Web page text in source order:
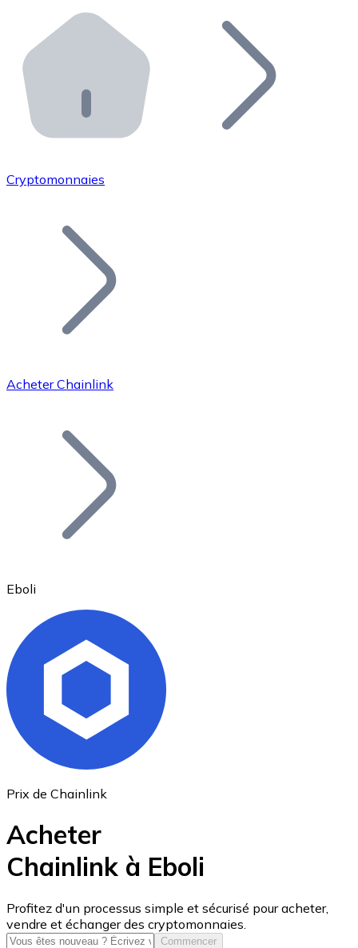
Distributeurs automatiques Bitnovo
Intégrez un ATM Bitnovo dans votre entreprise et
API Bitnovo
Intégrez notre API dans votre écosystème.
Rejoignez notre réseau de distributeurs et
Ajoutez le token de votre projet à notre service
Bitcoin
Ethereum
USD Coin
USDC
Cryptomonnaies
Acheter Chainlink
Eboli
Prix de Chainlink
Acheter
Chainlink à Eboli
Profitez d'un processus simple et sécurisé pour acheter,
vendre et échanger des cryptomonnaies.
Commencer